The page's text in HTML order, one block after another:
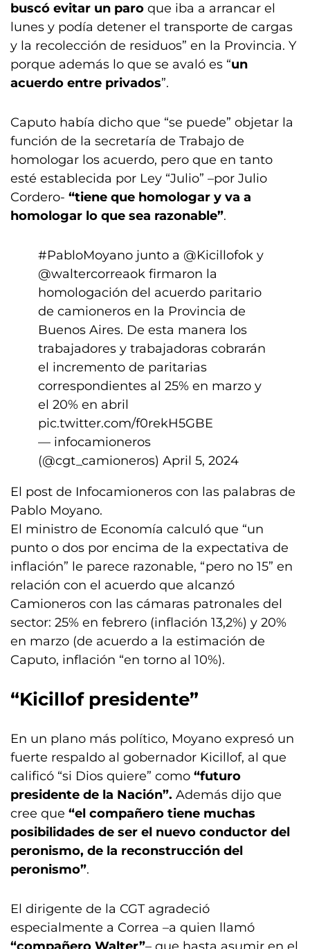
buscó evitar un paro que iba a arrancar el
lunes y podía detener el transporte de cargas
y la recolección de residuos” en la Provincia. Y
porque además lo que se avaló es “un
acuerdo entre privados”.
Caputo había dicho que “se puede” objetar la
función de la secretaría de Trabajo de
homologar los acuerdo, pero que en tanto
esté establecida por Ley “Julio” –por Julio
Cordero- “tiene que homologar y va a
homologar lo que sea razonable”.
#PabloMoyano junto a @Kicillofok y
@waltercorreaok firmaron la
homologación del acuerdo paritario
de camioneros en la Provincia de
Buenos Aires. De esta manera los
trabajadores y trabajadoras cobrarán
el incremento de paritarias
correspondientes al 25% en marzo y
el 20% en abril
pic.twitter.com/f0rekH5GBE
— infocamioneros
(@cgt_camioneros) April 5, 2024
El post de Infocamioneros con las palabras de
Pablo Moyano.
El ministro de Economía calculó que “un
punto o dos por encima de la expectativa de
inflación” le parece razonable, “pero no 15” en
relación con el acuerdo que alcanzó
Camioneros con las cámaras patronales del
sector: 25% en febrero (inflación 13,2%) y 20%
en marzo (de acuerdo a la estimación de
Caputo, inflación “en torno al 10%).
“Kicillof presidente”
En un plano más político, Moyano expresó un
fuerte respaldo al gobernador Kicillof, al que
calificó “si Dios quiere” como “futuro
presidente de la Nación”. Además dijo que
cree que “el compañero tiene muchas
posibilidades de ser el nuevo conductor del
peronismo, de la reconstrucción del
peronismo”.
El dirigente de la CGT agradeció
especialmente a Correa –a quien llamó